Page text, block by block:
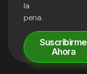
la
pena.
Suscribirme
Ahora